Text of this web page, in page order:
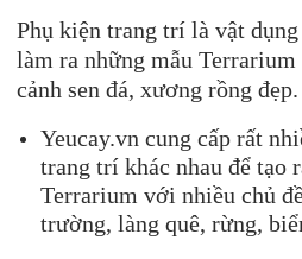
Phụ kiện trang trí là vật
làm ra những mẫu
cảnh sen đá, xương rồng đẹp.
Yeucay.vn cung cấp rất
trang trí khác nhau để tạo
Terrarium với nhiều chủ
trường, làng quê, rừng,